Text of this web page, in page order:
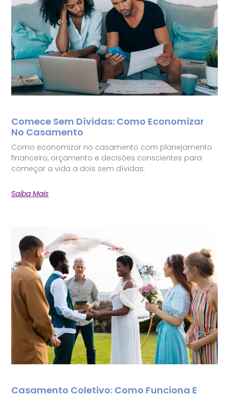
Comece Sem Dívidas: Como Economizar
No Casamento
Como economizar no casamento com planejamento
financeiro, orçamento e decisões conscientes para
começar a vida a dois sem dívidas.
Saiba Mais
Casamento Coletivo: Como Funciona E